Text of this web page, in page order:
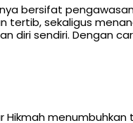
bersifat
tertib, sekaligus
diri sendiri. Dengan
Hikmah